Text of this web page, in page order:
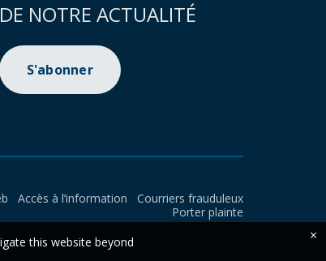
DE NOTRE ACTUALITÉ
S'abonner
Accès à l’information
Courriers frauduleux
Porter plainte
this website beyond
×